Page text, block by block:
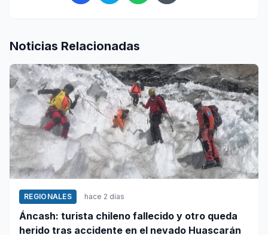
Noticias Relacionadas
REGIONALES hace 2 días
Áncash: turista chileno fallecido y otro queda
herido tras accidente en el nevado Huascarán